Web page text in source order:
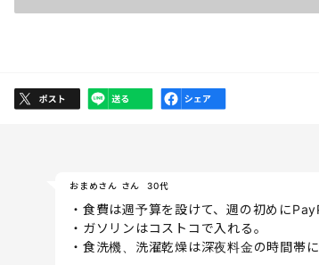
おまめさん さん 30代
・食費は週予算を設けて、週の初めに
・ガソリンはコストコで入れる。
・食洗機、洗濯乾燥は深夜料金の時間帯に